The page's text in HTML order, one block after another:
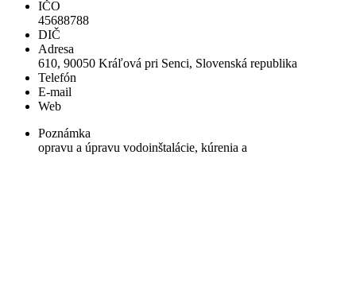
IČO
45688788
DIČ
Adresa
610, 90050 Kráľová pri Senci, Slovenská republika
Telefón
E-mail
Web
Poznámka
opravu a úpravu vodoinštalácie, kúrenia a